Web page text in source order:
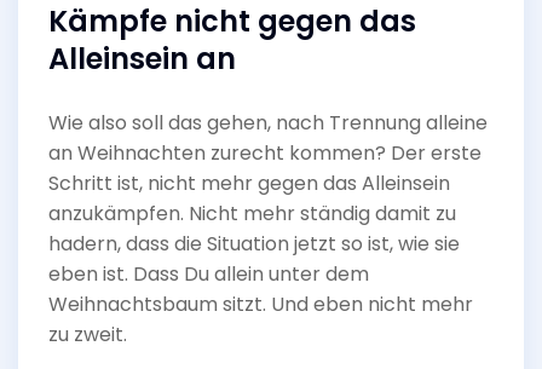
Kämpfe nicht gegen das
Alleinsein an
Wie also soll das gehen, nach Trennung alleine
an Weihnachten zurecht kommen? Der erste
Schritt ist, nicht mehr gegen das Alleinsein
anzukämpfen. Nicht mehr ständig damit zu
hadern, dass die Situation jetzt so ist, wie sie
eben ist. Dass Du allein unter dem
Weihnachtsbaum sitzt. Und eben nicht mehr
zu zweit.